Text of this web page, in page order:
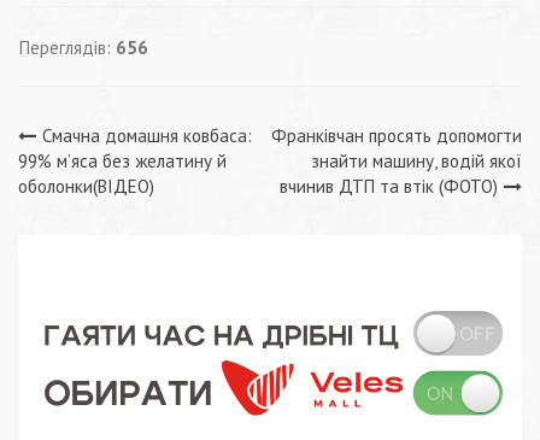
Переглядів: 656
Навігація
записів
Смачна домашня ковбаса:
99% м’яса без желатину й
оболонки(ВІДЕО)
Франківчан просять допомогти
знайти машину, водій якої
вчинив ДТП та втік (ФОТО)